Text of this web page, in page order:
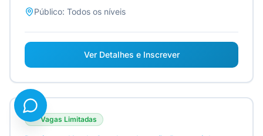
Público: Todos os níveis
Ver Detalhes e Inscrever
Vagas Limitadas